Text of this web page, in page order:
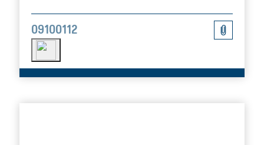
09100112